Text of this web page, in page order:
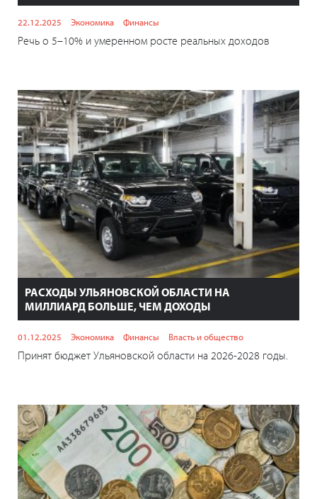
22.12.2025 Экономика Финансы
Речь о 5–10% и умеренном росте реальных доходов
РАСХОДЫ УЛЬЯНОВСКОЙ ОБЛАСТИ НА
МИЛЛИАРД БОЛЬШЕ, ЧЕМ ДОХОДЫ
01.12.2025 Экономика Финансы Власть и общество
Принят бюджет Ульяновской области на 2026-2028 годы.